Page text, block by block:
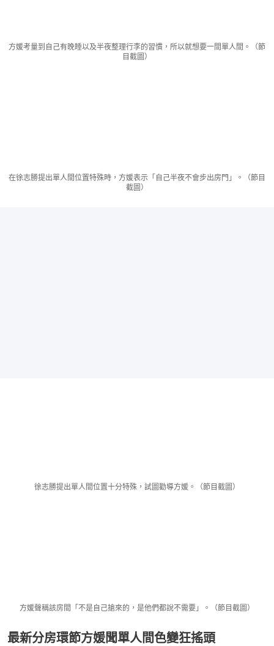
方媛考量到自己有晚睡以及半夜整理行李的習慣，所以就想要一間單人間。（節
目截圖）
在徐志勝提出單人間位置特殊時，方媛表示「自己半夜不會步出房門」。（節目
截圖）
徐志勝提出單人間位置十分特殊，試圖勸導方媛。（節目截圖）
方媛聲稱該房間「不是自己搶來的，是他們都說不需要」。（節目截圖）
最新分房環節方媛聞單人間色變狂搖頭